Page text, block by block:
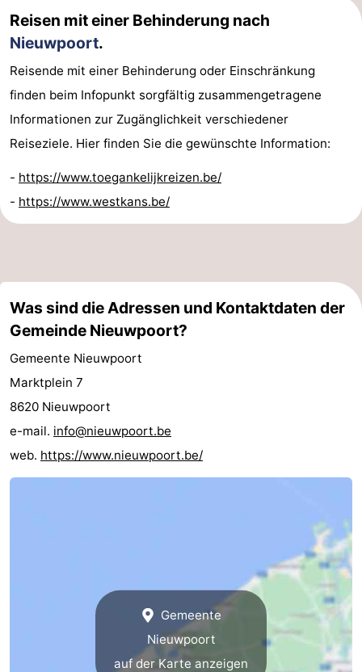
Westende
-
Oostduinkerke
-
Koksijde
-
De
Panne
-
Natur
Westhoek
Wetter
Kontakt
Reisen mit einer Behinderung nach
Nieuwpoort.
Reisende mit einer Behinderung oder Einschränkung
finden beim Infopunkt sorgfältig zusammengetragene
Informationen zur Zugänglichkeit verschiedener
Reiseziele. Hier finden Sie die gewünschte Information:
- https://www.toegankelijkreizen.be/
- https://www.westkans.be/
Was sind die Adressen und Kontaktdaten der
Gemeinde Nieuwpoort?
Gemeente Nieuwpoort
Marktplein 7
8620 Nieuwpoort
e-mail. info@nieuwpoort.be
web. https://www.nieuwpoort.be/
Gemeente
Nieuwpoort
auf der Karte anzeigen